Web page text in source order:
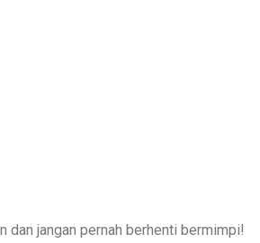
dan jangan pernah berhenti bermimpi!